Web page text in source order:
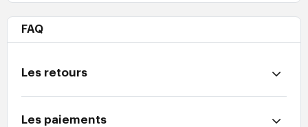
FAQ
Les retours
Les paiements